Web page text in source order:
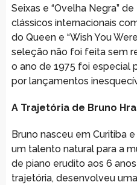
Seixas e “Ovelha Negra”
clássicos internacionais
do Queen e “Wish You
seleção não foi feita sem
o ano de 1975 foi especial
por lançamentos
A Trajetória de Bruno
Bruno nasceu em Curitiba
um talento natural para a
de piano erudito aos 6
trajetória, desenvolveu